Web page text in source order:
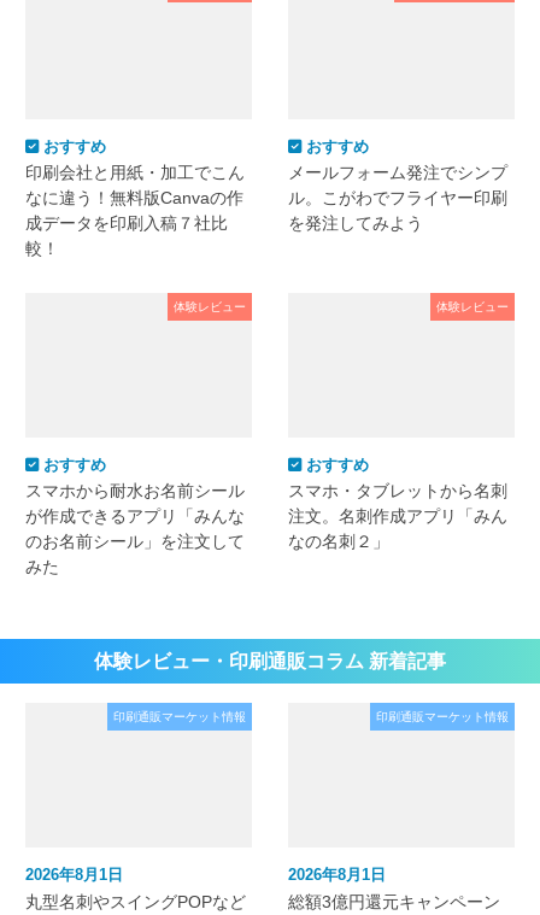
おすすめ
印刷会社と用紙・加工でこん
なに違う！無料版Canvaの作
成データを印刷入稿７社比
較！
おすすめ
メールフォーム発注でシンプ
ル。こがわでフライヤー印刷
を発注してみよう
体験レビュー
おすすめ
スマホから耐水お名前シール
が作成できるアプリ「みんな
のお名前シール」を注文して
みた
体験レビュー
おすすめ
スマホ・タブレットから名刺
注文。名刺作成アプリ「みん
なの名刺２」
体験レビュー・印刷通販コラム 新着記事
印刷通販マーケット情報
2026年8月1日
丸型名刺やスイングPOPなど
印刷通販マーケット情報
2026年8月1日
総額3億円還元キャンペーン